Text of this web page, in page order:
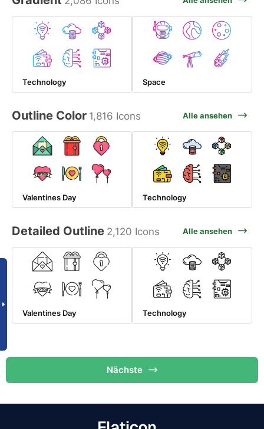
Technology Space
Outline Color 1,816 Icons Alle ansehen
Valentines Day Technology
Detailed Outline 2,120 Icons Alle ansehen
Valentines Day Technology
Nächste